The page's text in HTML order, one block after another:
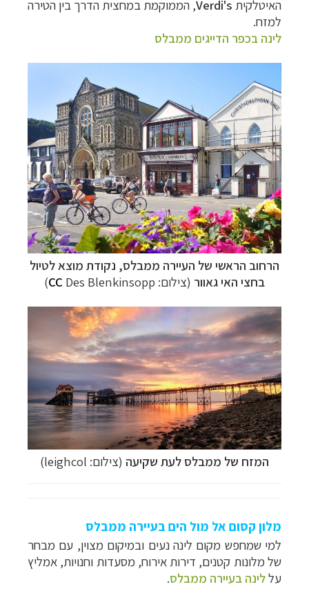
האיטלקית Verdi's, הממוקמת במחצית הדרך בין הטירה
למזח.
לינה בכפר הדייגים ממבלס
הרחוב הראשי של העיירה ממבלס, נקודת מוצא לטיול
בחצי האי גאוור (צילום: CC Des Blenkinsopp)
המזח של ממבלס לעת שקיעה (צילום: leighcol)
מלון קסום אל מול הים בעיירה ממבלס
למי שמחפש מקום לינה נעים ובמיקום מצוין, עם מבחר
של מלונות קטנים, דירות אירוח, מסעדות וחנויות, אמליץ
עללינה בעיירה ממבלס.